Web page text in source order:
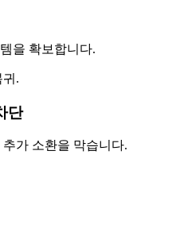
을 확보합니다.
귀.
단
가 소환을 막습니다.